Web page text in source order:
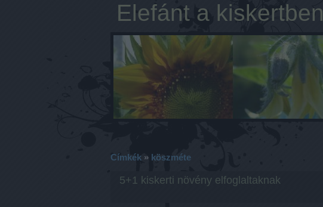
Elefánt a kiskertben
Címkék» köszméte
5+1 kiskerti növény elfoglaltaknak